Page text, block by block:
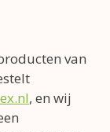
van
, en wij